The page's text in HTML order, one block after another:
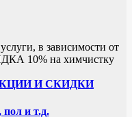
в зависимости от
10% на химчистку
И СКИДКИ
пол и т.д.